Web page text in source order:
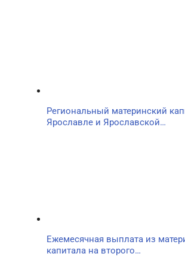
Региональный материнский
Ярославле и Ярославской…
Ежемесячная выплата из
капитала на второго…